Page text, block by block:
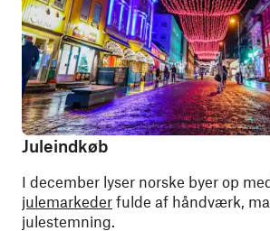
Juleindkøb
I december lyser norske byer op
julemarkeder fulde af håndværk,
julestemning.